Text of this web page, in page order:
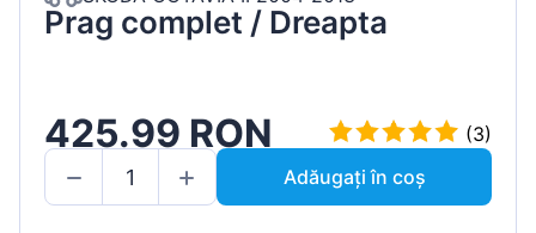
Prag complet / Dreapta
425.99 RON
(3)
Adăugați în coș